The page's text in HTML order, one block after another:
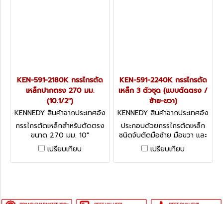
KEN-591-2180K กรรไกรตัด
เหล็กปากตรง 270 มม.
(10.1/2")
KENNEDY สินค้าจากประเทศอัง
กฤษ KEN-591-2180K
กรรไกรตัดเหล็กสำหรับตัดตรง
ขนาด 270 มม. 10"
STRAIGHT CUTTING
AVIATION SNIPS
เปรียบเทียบ
KEN-591-2240K กรรไกรตัด
เหล็ก 3 ตัวชุด (แบบตัดตรง /
ซ้าย-ขวา)
KENNEDY สินค้าจากประเทศอัง
กฤษ KEN-591-2240K
ประกอบด้วยกรรไกรตัดเหล็ก
ชนิดจับตัดมือซ้าย มือขวา และ
ตัดตรง AVIATION SNIPS SET
3-PCE
เปรียบเทียบ